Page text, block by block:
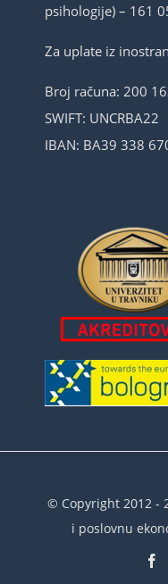
psihologije) – 161
Za uplate iz
Broj računa: 200
SWIFT: UNCRBA22
IBAN: BA39 338
© Copyright 2012 -
i poslovnu